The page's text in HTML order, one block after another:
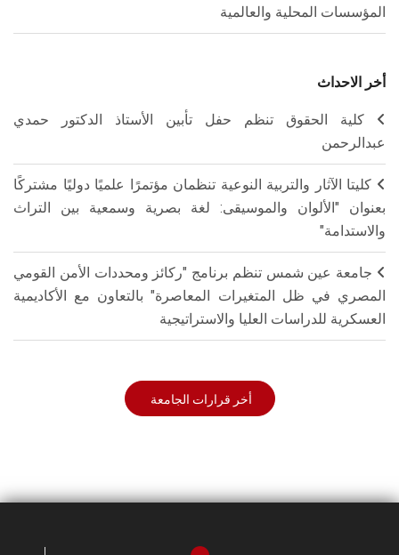
المؤسسات المحلية والعالمية
أخر الاحداث
كلية الحقوق تنظم حفل تأبين الأستاذ الدكتور حمدي
عبدالرحمن
كليتا الآثار والتربية النوعية تنظمان مؤتمرًا علميًا دوليًا مشتركًا
بعنوان "الألوان والموسيقى: لغة بصرية وسمعية بين التراث
والاستدامة"
جامعة عين شمس تنظم برنامج "ركائز ومحددات الأمن القومي
المصري في ظل المتغيرات المعاصرة" بالتعاون مع الأكاديمية
العسكرية للدراسات العليا والاستراتيجية
أخر قرارات الجامعة